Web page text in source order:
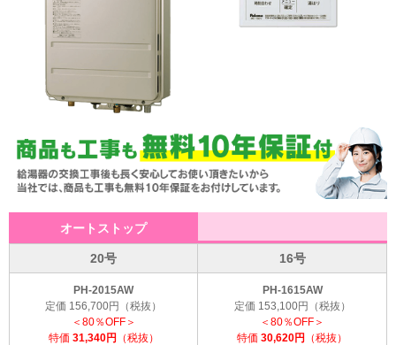
オートストップ
20号 16号
PH-2015AW
定価 156,700円（税抜）
＜80％OFF＞
特価 31,340円 （税抜）
PH-1615AW
定価 153,100円（税抜）
＜80％OFF＞
特価 30,620円 （税抜）